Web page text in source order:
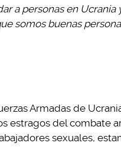
a personas en
somos buenas
Armadas de
estragos del combate
sexuales,